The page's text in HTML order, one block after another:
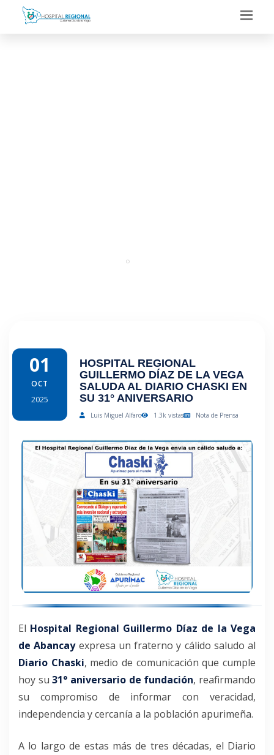
01
OCT
2025
HOSPITAL REGIONAL
GUILLERMO DÍAZ DE LA VEGA
SALUDA AL DIARIO CHASKI EN
SU 31° ANIVERSARIO
Luis Miguel Alfaro 1.3k vistas Nota de Prensa
El Hospital Regional Guillermo Díaz de la Vega
de Abancayexpresa un fraterno y cálido saludo al
Diario Chaski, medio de comunicación que cumple
hoy su31° aniversario de fundación, reafirmando
su compromiso de informar con veracidad,
independencia y cercanía a la población apurimeña.
A lo largo de estas más de tres décadas, el Diario